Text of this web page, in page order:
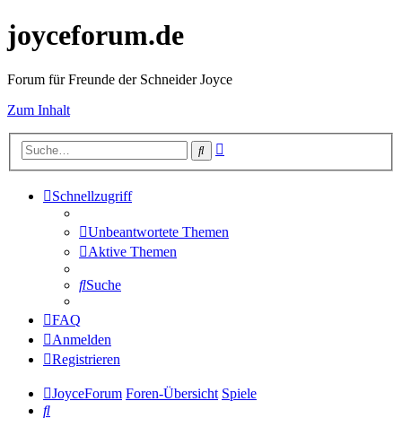
joyceforum.de
Forum für Freunde der Schneider Joyce
Zum Inhalt
Suche
Schnellzugriff
Unbeantwortete Themen
Aktive Themen
Suche
FAQ
Anmelden
Registrieren
JoyceForum Foren-Übersicht Spiele
Suche